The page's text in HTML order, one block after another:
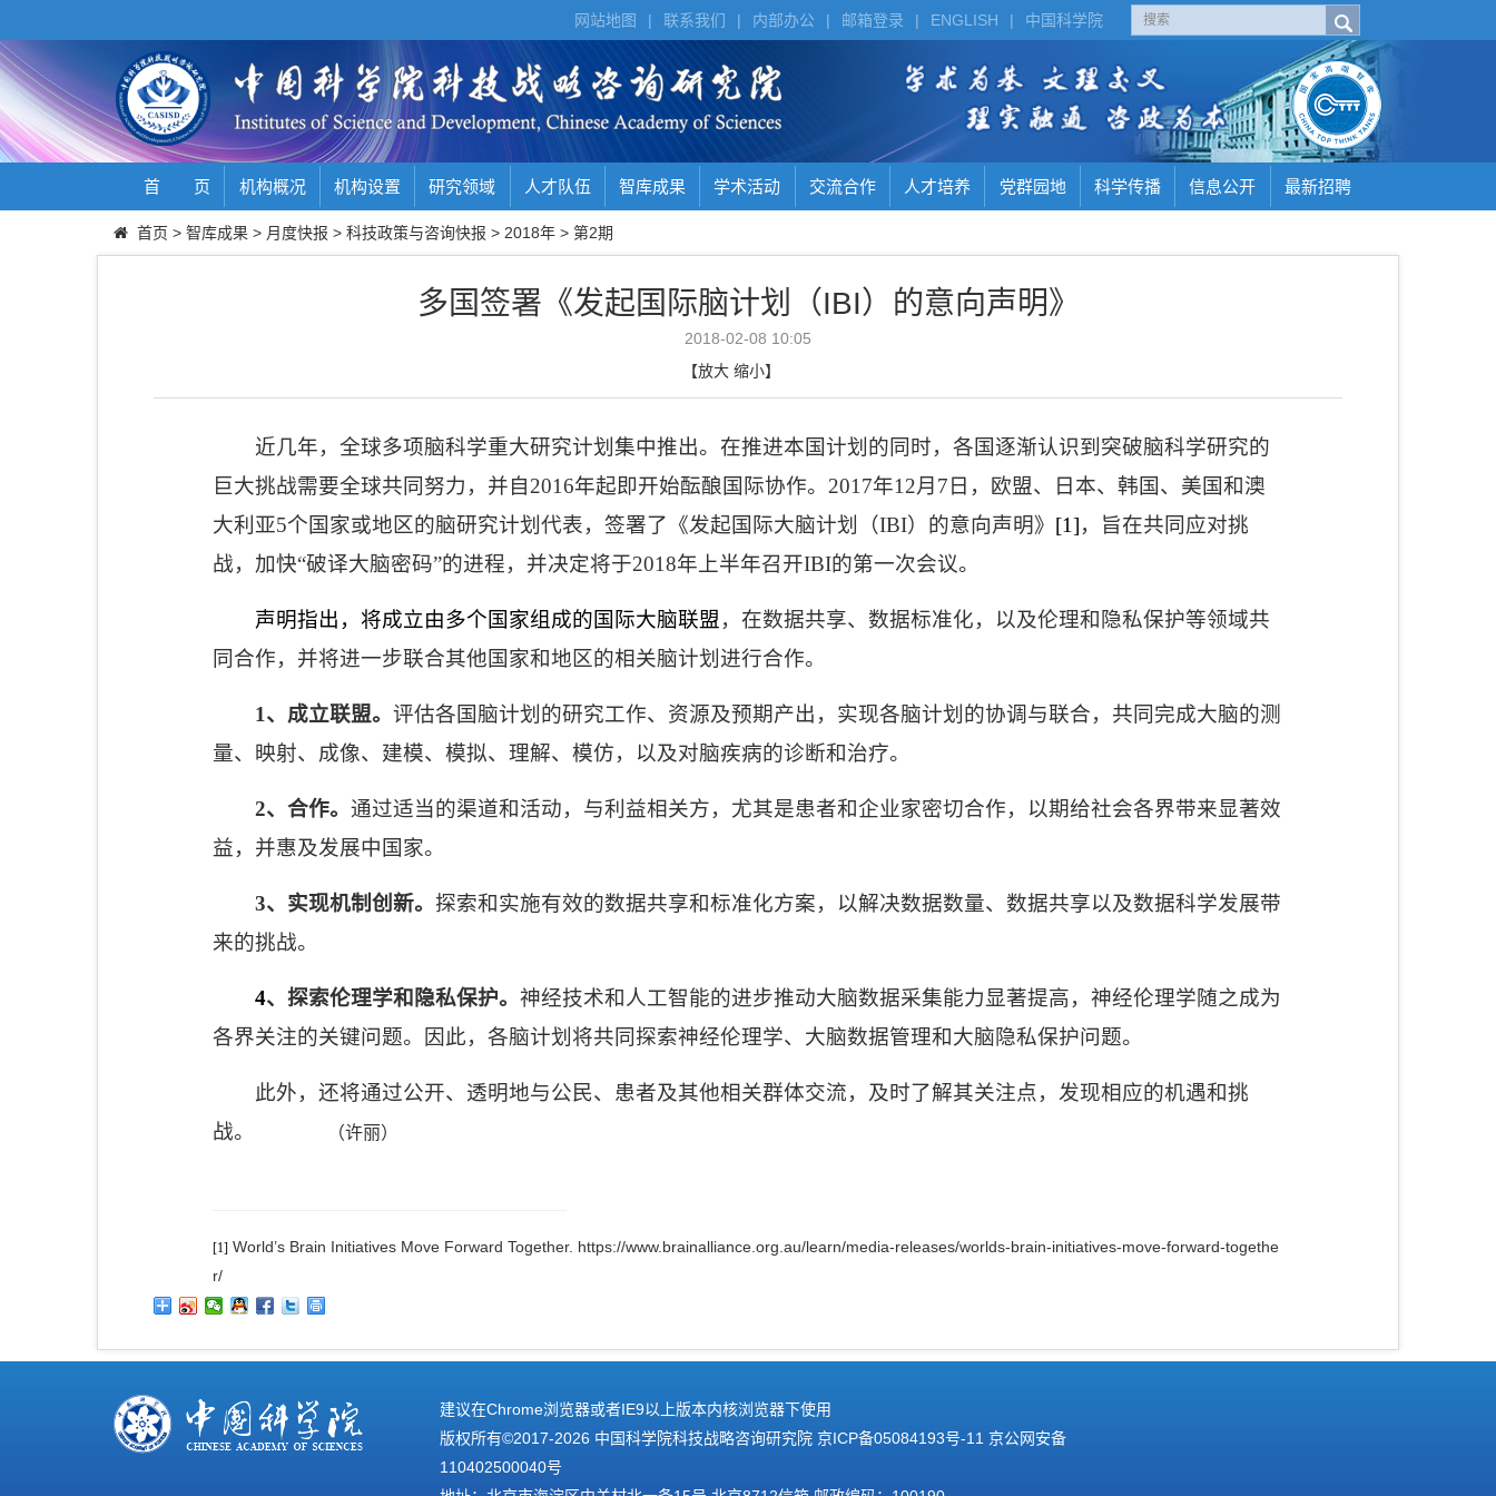
中国科学院
|
ENGLISH
|
邮箱登录
|
内部办公
|
联系我们
|
网站地图
首 页 机构概况 机构设置 研究领域 人才队伍 智库成果 学术活动 交流合作 人才培养 党群园地 科学传播 信息公开 最新招聘
首页 > 智库成果 > 月度快报 > 科技政策与咨询快报 > 2018年 > 第2期
多国签署《发起国际脑计划（IBI）的意向声明》
2018-02-08 10:05
【放大 缩小】
近几年，全球多项脑科学重大研究计划集中推出。在推进本国计划的同时，各国逐渐认识到突破脑科学研究的
巨大挑战需要全球共同努力，并自2016年起即开始酝酿国际协作。 2017年12月 7 日，欧盟、日本、韩国、美国和澳
大利亚5个国家或地区的脑研究计划代表，签署了《发起国际大脑计划（IBI）的意向声明》 [1]，旨在共同应对挑
战，加快“破译大脑密码”的进程，并决定将于2018年上半年召开IBI的第一次会议。
声明指出，将成立由多个国家组成的国际大脑联盟 ，在数据共享、数据标准化，以及伦理和隐私保护等领域共
同合作，并将进一步联合其他国家和地区的相关脑计划进行合作。
1、成立联盟。 评估各国脑计划的研究工作、资源及预期产出，实现各脑计划的协调与联合，共同完成大脑的测
量、映射、成像、建模、模拟、理解、模仿，以及对脑疾病的诊断和治疗。
2、合作。 通过适当的渠道和活动，与利益相关方，尤其是患者和企业家密切合作，以期给社会各界带来显著效
益，并惠及发展中国家。
3、实现机制创新。 探索和实施有效的数据共享和标准化方案，以解决数据数量、数据共享以及数据科学发展带
来的挑战。
4、探索伦理学和隐私保护。 神经技术和人工智能的进步推动大脑数据采集能力显著提高，神经伦理学随之成为
各界关注的关键问题。因此，各脑计划将共同探索神经伦理学、大脑数据管理和大脑隐私保护问题。
此外，还将通过公开、透明地与公民、患者及其他相关群体交流，及时了解其关注点，发现相应的机遇和挑
战。
（许丽）
[1] World’s Brain Initiatives Move Forward Together. https://www.brainalliance.org.au/learn/media-releases/worlds-brain-initiatives-move-forward-togethe
r/
建议在Chrome浏览器或者IE9以上版本内核浏览器下使用
版权所有©2017-2026 中国科学院科技战略咨询研究院 京ICP备05084193号-11 京公网安备
110402500040号